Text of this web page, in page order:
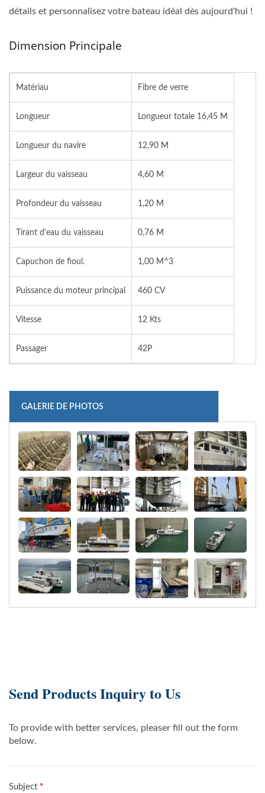
détails et personnalisez votre bateau idéal dès aujourd'hui !
Dimension Principale
Matériau Fibre de verre
Longueur Longueur totale 16,45 M
Longueur du navire 12,90 M
Largeur du vaisseau 4,60 M
Profondeur du vaisseau 1,20 M
Tirant d'eau du vaisseau 0,76 M
Capuchon de fioul. 1,00 M^3
Puissance du moteur principal 460 CV
Vitesse 12 Kts
Passager 42P
GALERIE DE PHOTOS